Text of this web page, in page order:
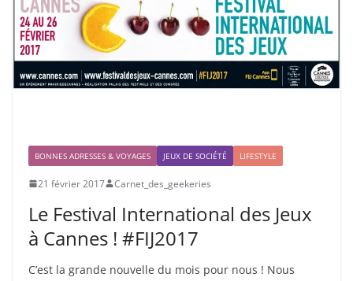
BONNES ADRESSES & VOYAGES JEUX DE SOCIÉTÉ LIFESTYLE
21 février 2017 Carnet_des_geekeries
Le Festival International des Jeux
à Cannes ! #FIJ2017
C’est la grande nouvelle du mois pour nous ! Nous